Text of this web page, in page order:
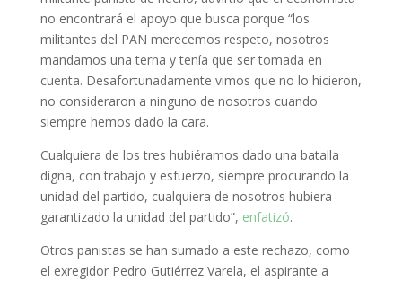
no encontrará el apoyo que busca porque “los
militantes del PAN merecemos respeto, nosotros
mandamos una terna y tenía que ser tomada en
cuenta. Desafortunadamente vimos que no lo hicieron,
no consideraron a ninguno de nosotros cuando
siempre hemos dado la cara.
Cualquiera de los tres hubiéramos dado una batalla
digna, con trabajo y esfuerzo, siempre procurando la
unidad del partido, cualquiera de nosotros hubiera
garantizado la unidad del partido”, enfatizó.
Otros panistas se han sumado a este rechazo, como
el exregidor Pedro Gutiérrez Varela, el aspirante a